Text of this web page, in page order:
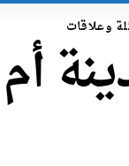
وعلاقات